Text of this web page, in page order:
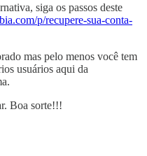
siga os passos deste
p/recupere-sua-conta-
mas pelo menos você tem
usuários aqui da
Boa sorte!!!